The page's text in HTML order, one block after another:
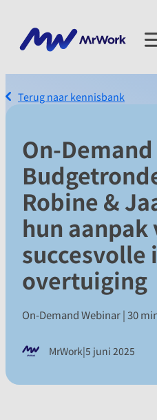
Terug naar kennisbank
On-
Robine &
hun aanpak
succesvolle
overtuiging
On-Demand Webinar | 30
MrWork|5 juni 2025